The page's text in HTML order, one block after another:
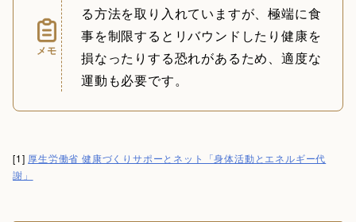
メモ
る方法を取り入れていますが、極端に食
事を制限するとリバウンドしたり健康を
損なったりする恐れがあるため、適度な
運動も必要です。
[1] 厚生労働省 健康づくりサポーとネット「身体活動とエネルギー代
謝」